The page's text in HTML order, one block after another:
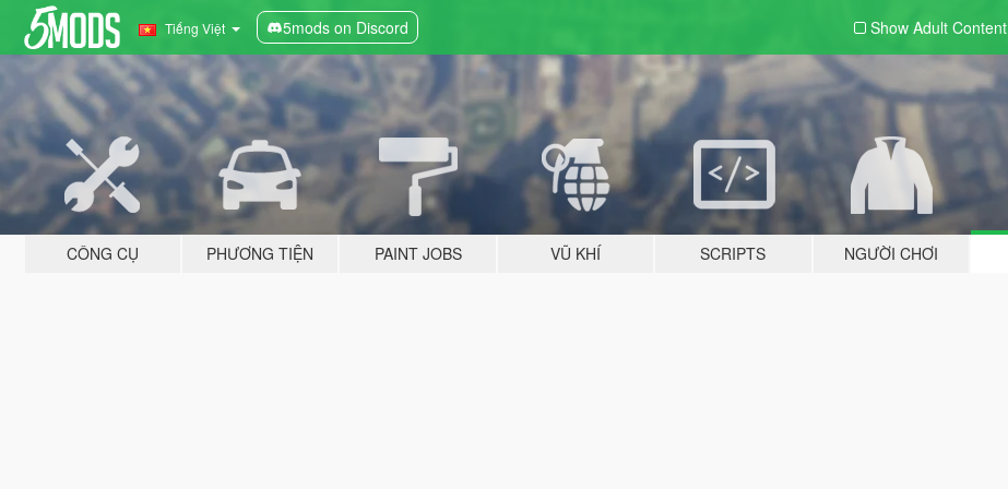
Tiếng Việt 5mods on Discord Show Adult Content
CÔNG CỤ PHƯƠNG TIỆN PAINT JOBS VŨ KHÍ SCRIPTS NGƯỜI CHƠI